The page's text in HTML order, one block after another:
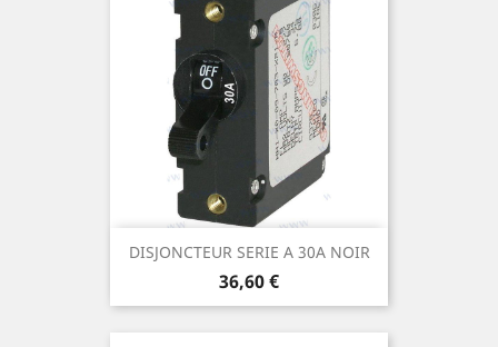
DISJONCTEUR SERIE A 30A NOIR
Prix
36,60 €